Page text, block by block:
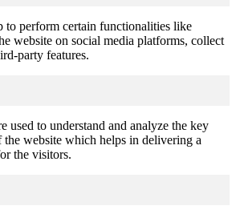
to perform certain functionalities like
website on social media platforms, collect
party features.
used to understand and analyze the key
the website which helps in delivering a
the visitors.